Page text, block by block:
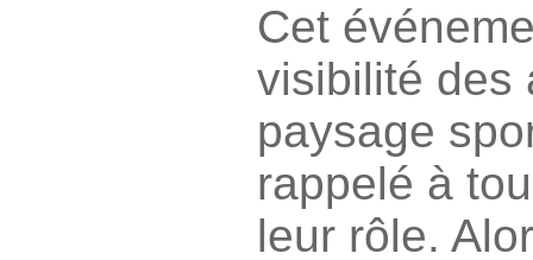
Cet
visibilité des
paysage
rappelé à
leur rôle.